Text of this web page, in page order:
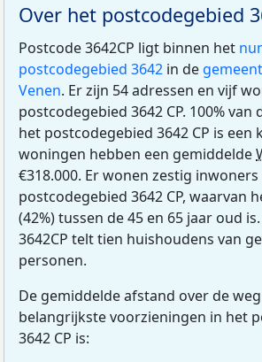
Over het postcodegebied
Postcode 3642CP ligt binnen het
postcodegebied 3642 in de
Venen. Er zijn 54 adressen en vijf
postcodegebied 3642 CP. 100% van
het postcodegebied 3642 CP is een
woningen hebben een gemiddelde
€318.000. Er wonen zestig
postcodegebied 3642 CP, waarvan
(42%) tussen de 45 en 65 jaar oud
3642CP telt tien huishoudens van
personen.
De gemiddelde afstand over de
belangrijkste voorzieningen in het
3642 CP is: